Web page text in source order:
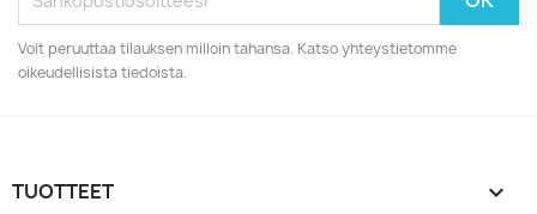
Voit peruuttaa tilauksen milloin tahansa. Katso yhteystietomme
oikeudellisista tiedoista.
TUOTTEET 